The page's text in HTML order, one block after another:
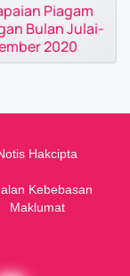
Piagam
Bulan Julai-
2020
Hakcipta
Kebebasan
Maklumat